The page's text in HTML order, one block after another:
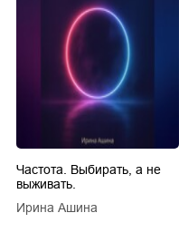
Частота. Выбирать, а не
выживать.
Ирина Ашина